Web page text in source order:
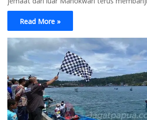
Read More »